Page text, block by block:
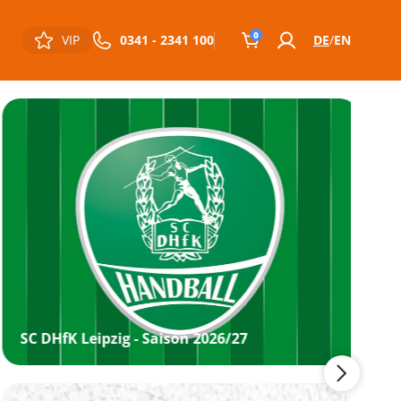
VIP 0341 - 2341 100 0 DE EN
SC DHfK Leipzig - Saison 2026/27